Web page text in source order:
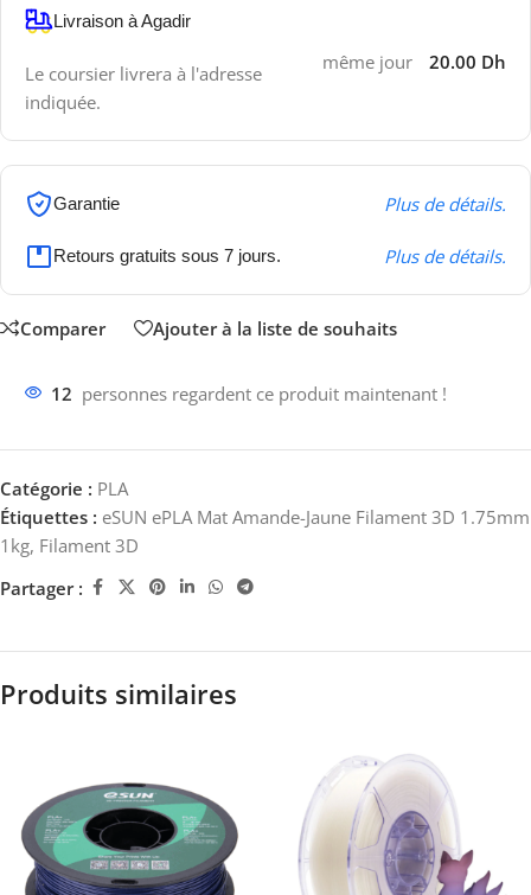
Livraison à Agadir
Le coursier livrera à l'adresse
indiquée.
même jour 20.00 Dh
Garantie Plus de détails.
Retours gratuits sous 7 jours. Plus de détails.
Comparer Ajouter à la liste de souhaits
12 personnes regardent ce produit maintenant !
Catégorie : PLA
Étiquettes : eSUN ePLA Mat Amande-Jaune Filament 3D 1.75mm
1kg, Filament 3D
Partager :
Produits similaires